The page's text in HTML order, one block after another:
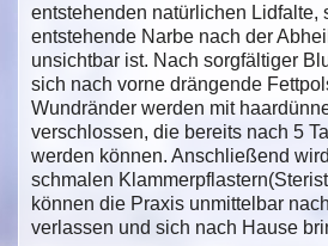
entstehenden natürlichen Lidfalte,
entstehende Narbe nach der
unsichtbar ist. Nach sorgfältiger
sich nach vorne drängende
Wundränder werden mit
verschlossen, die bereits nach 5
werden können. Anschließend
schmalen
können die Praxis unmittelbar
verlassen und sich nach Hause